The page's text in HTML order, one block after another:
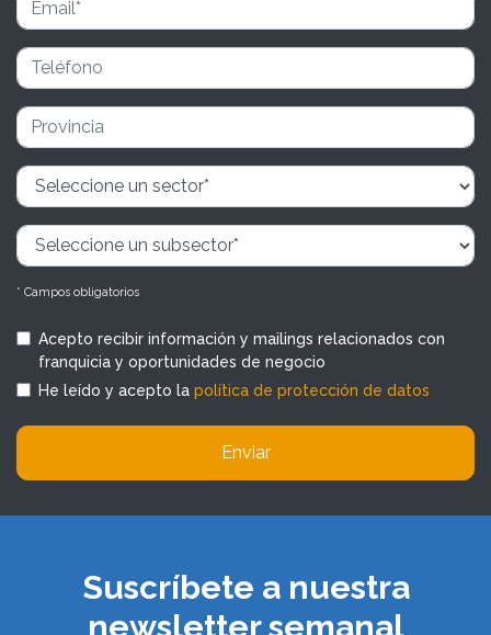
* Campos obligatorios
Acepto recibir información y mailings relacionados con
franquicia y oportunidades de negocio
He leído y acepto la política de protección de datos
Enviar
Suscríbete a nuestra
newsletter semanal